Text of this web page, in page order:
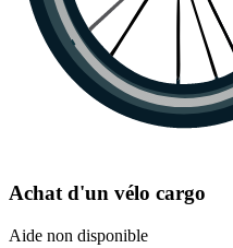
Achat d'un vélo cargo
Aide non disponible